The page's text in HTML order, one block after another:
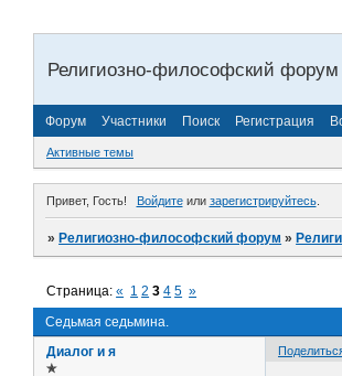
Религиозно-философский форум
Форум Участники Поиск Регистрация
Активные темы
Привет, Гость! Войдитеили зарегистрируйтесь.
»Религиозно-философский форум »
Седьмая седьмина.
Страница:« 1 2 3 4 5 »
Диалог и я
✯